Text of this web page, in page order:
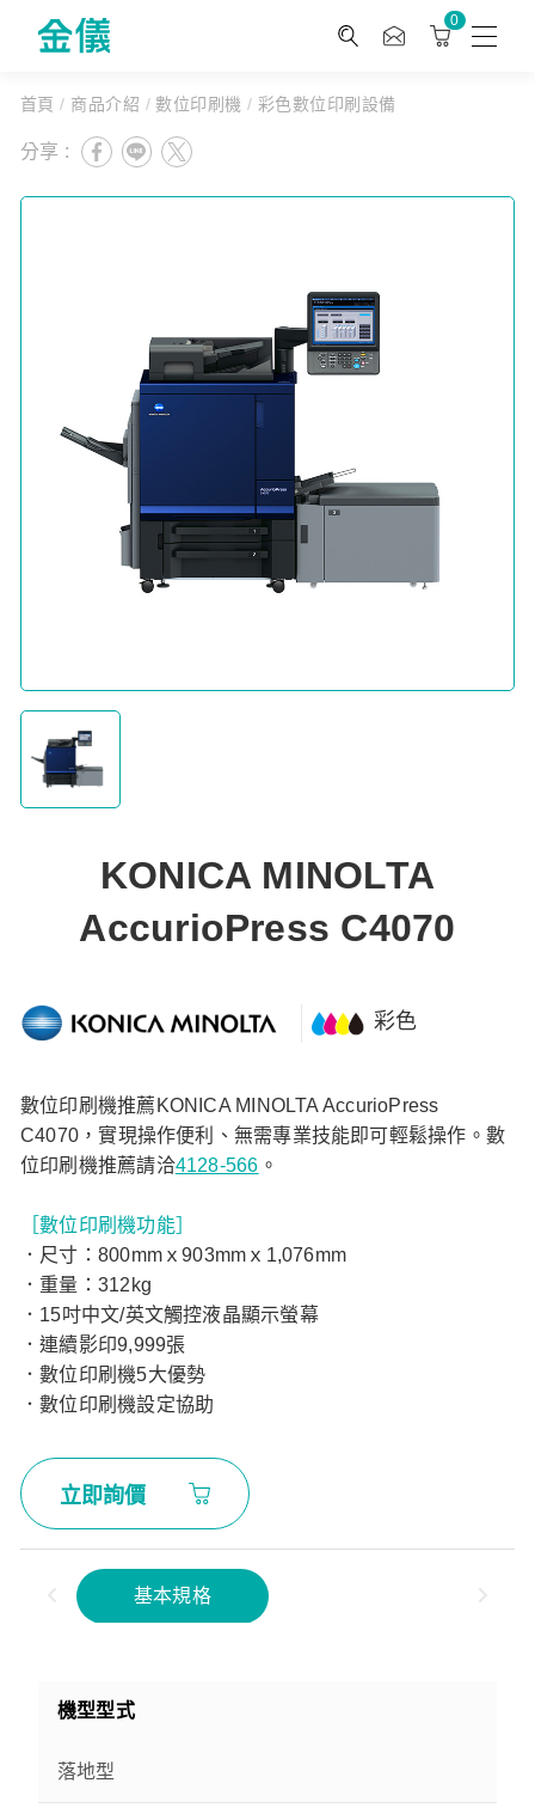
0
首頁/ 商品介紹 /數位印刷機/ 彩色數位印刷設備
分享 :
KONICA MINOLTA
AccurioPress C4070
彩色
數位印刷機推薦KONICA MINOLTA AccurioPress
C4070，實現操作便利、無需專業技能即可輕鬆操作。數
位印刷機推薦請洽4128-566 。
［數位印刷機功能］
．尺寸：800mmｘ903mmｘ1,076mm
．重量：312kg
．15吋中文/英文觸控液晶顯示螢幕
．連續影印9,999張
．數位印刷機5大優勢
．數位印刷機設定協助
立即詢價
基本規格
機型型式
落地型